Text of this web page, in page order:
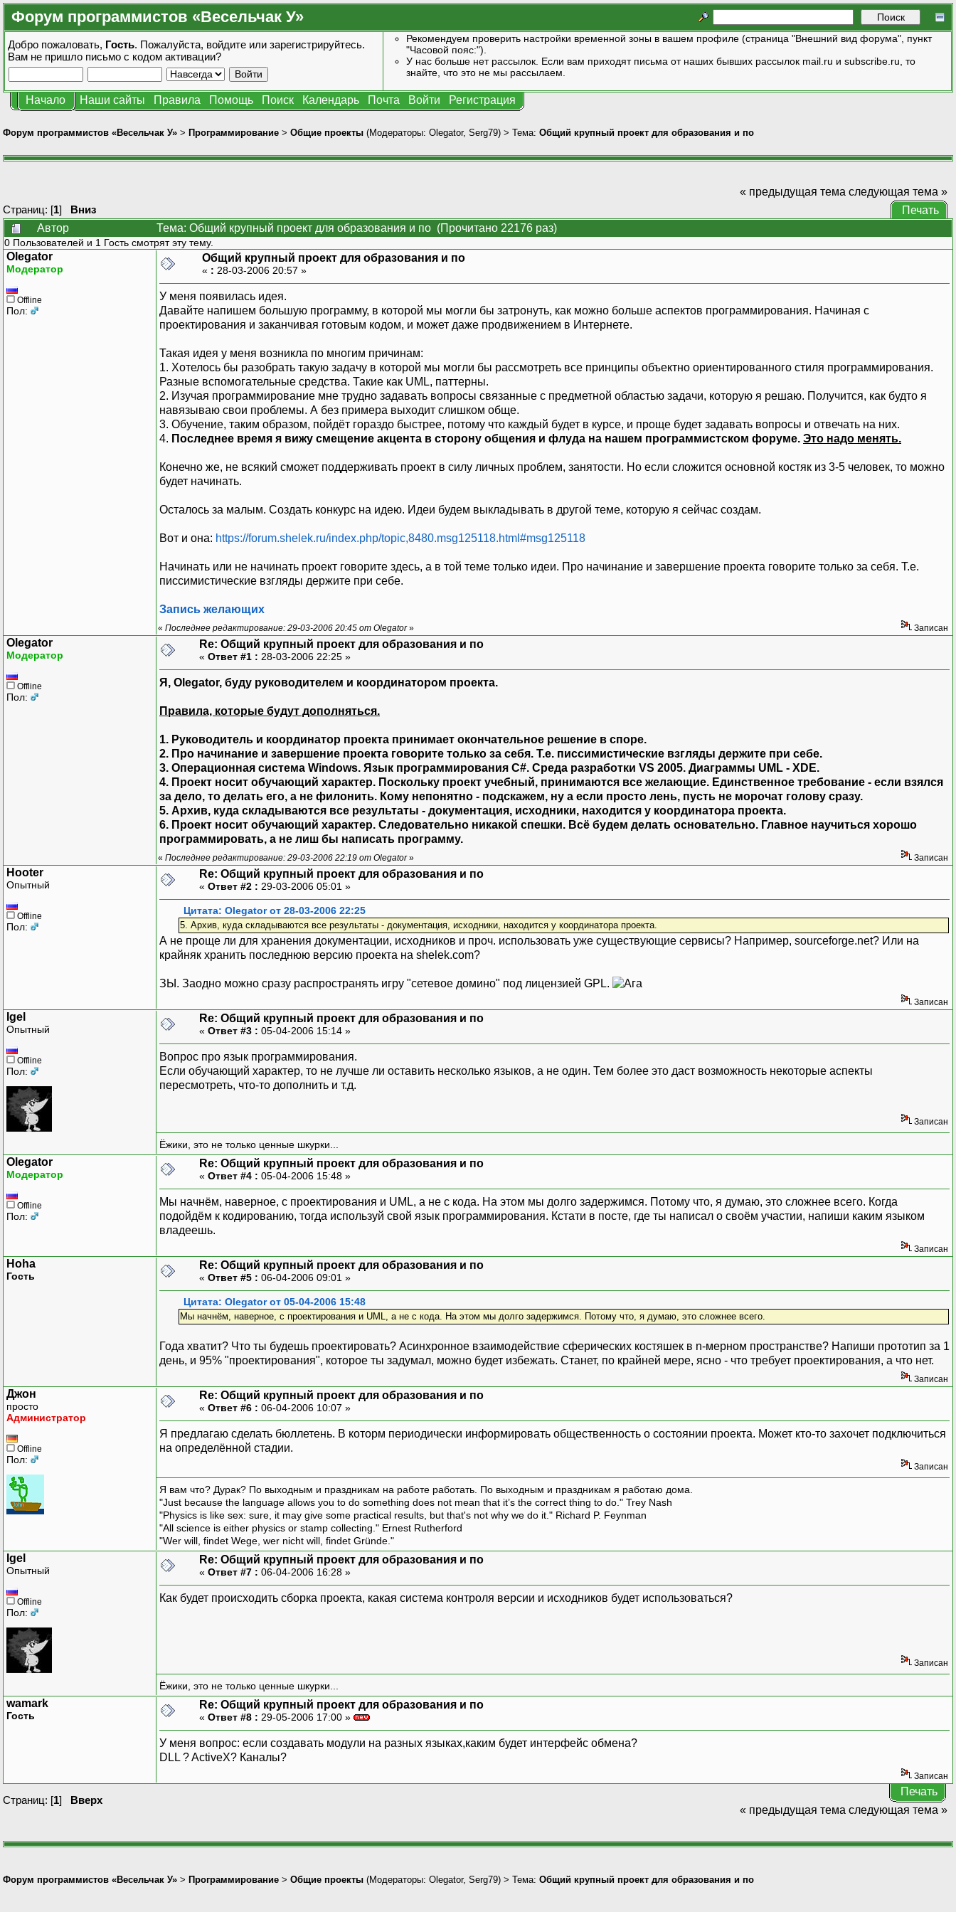
Форум программистов «Весельчак У»
Добро пожаловать, Гость. Пожалуйста, войдите или зарегистрируйтесь.
Вам не пришло письмо с кодом активации?
Рекомендуем проверить настройки временной зоны в вашем профиле (страница "Внешний вид форума", пункт
"Часовой пояс:").
У нас больше нет рассылок. Если вам приходят письма от наших бывших рассылок mail.ru и subscribe.ru, то
знайте, что это не мы рассылаем.
Начало Наши сайты Правила Помощь Поиск Календарь Почта Войти Регистрация
Форум программистов «Весельчак У» > Программирование > Общие проекты (Модераторы: Olegator, Serg79) > Тема: Общий крупный проект для образования и по
Страниц: [1] Вниз
« предыдущая тема следующая тема »
Печать
Автор
Тема: Общий крупный проект для образования и по (Прочитано 22176 раз)
0 Пользователей и 1 Гость смотрят эту тему.
Olegator
Модератор
Offline
Пол:
Общий крупный проект для образования и по
« : 28-03-2006 20:57 »
У меня появилась идея.
Давайте напишем большую программу, в которой мы могли бы затронуть, как можно больше аспектов программирования. Начиная с
проектирования и заканчивая готовым кодом, и может даже продвижением в Интернете.
Такая идея у меня возникла по многим причинам:
1. Хотелось бы разобрать такую задачу в которой мы могли бы рассмотреть все принципы объектно ориентированного стиля программирования.
Разные вспомогательные средства. Такие как UML, паттерны.
2. Изучая программирование мне трудно задавать вопросы связанные с предметной областью задачи, которую я решаю. Получится, как будто я
навязываю свои проблемы. А без примера выходит слишком обще.
3. Обучение, таким образом, пойдёт гораздо быстрее, потому что каждый будет в курсе, и проще будет задавать вопросы и отвечать на них.
4. Последнее время я вижу смещение акцента в сторону общения и флуда на нашем программистском форуме. Это надо менять.
Конечно же, не всякий сможет поддерживать проект в силу личных проблем, занятости. Но если сложится основной костяк из 3-5 человек, то можно
будет начинать.
Осталось за малым. Создать конкурс на идею. Идеи будем выкладывать в другой теме, которую я сейчас создам.
Вот и она: https://forum.shelek.ru/index.php/topic,8480.msg125118.html#msg125118
Начинать или не начинать проект говорите здесь, а в той теме только идеи. Про начинание и завершение проекта говорите только за себя. Т.е.
писсимистические взгляды держите при себе.
Запись желающих
« Последнее редактирование: 29-03-2006 20:45 от Olegator» Записан
Olegator
Модератор
Offline
Пол:
Re: Общий крупный проект для образования и по
« Ответ #1 : 28-03-2006 22:25 »
Я, Olegator, буду руководителем и координатором проекта.
Правила, которые будут дополняться.
1. Руководитель и координатор проекта принимает окончательное решение в споре.
2. Про начинание и завершение проекта говорите только за себя. Т.е. писсимистические взгляды держите при себе.
3. Операционная система Windows. Язык программирования C#. Среда разработки VS 2005. Диаграммы UML - XDE.
4. Проект носит обучающий характер. Поскольку проект учебный, принимаются все желающие. Единственное требование - если взялся
за дело, то делать его, а не филонить. Кому непонятно - подскажем, ну а если просто лень, пусть не морочат голову сразу.
5. Архив, куда складываются все результаты - документация, исходники, находится у координатора проекта.
6. Проект носит обучающий характер. Следовательно никакой спешки. Всё будем делать основательно. Главное научиться хорошо
программировать, а не лиш бы написать программу.
« Последнее редактирование: 29-03-2006 22:19 от Olegator» Записан
Hooter
Опытный
Offline
Пол:
Re: Общий крупный проект для образования и по
« Ответ #2 : 29-03-2006 05:01 »
Цитата: Olegator от 28-03-2006 22:25
5. Архив, куда складываются все результаты - документация, исходники, находится у координатора проекта.
А не проще ли для хранения документации, исходников и проч. использовать уже существующие сервисы? Например, sourceforge.net? Или на
крайняк хранить последнюю версию проекта на shelek.com?
ЗЫ. Заодно можно сразу распространять игру "сетевое домино" под лицензией GPL.
Записан
Igel
Опытный
Offline
Пол:
Re: Общий крупный проект для образования и по
« Ответ #3 : 05-04-2006 15:14 »
Вопрос про язык программирования.
Если обучающий характер, то не лучше ли оставить несколько языков, а не один. Тем более это даст возможность некоторые аспекты
пересмотреть, что-то дополнить и т.д.
Записан
Ёжики, это не только ценные шкурки...
Olegator
Модератор
Offline
Пол:
Re: Общий крупный проект для образования и по
« Ответ #4 : 05-04-2006 15:48 »
Мы начнём, наверное, с проектирования и UML, а не с кода. На этом мы долго задержимся. Потому что, я думаю, это сложнее всего. Когда
подойдём к кодированию, тогда используй свой язык программирования. Кстати в посте, где ты написал о своём участии, напиши каким языком
владеешь.
Записан
Hoha
Гость
Re: Общий крупный проект для образования и по
« Ответ #5 : 06-04-2006 09:01 »
Цитата: Olegator от 05-04-2006 15:48
Мы начнём, наверное, с проектирования и UML, а не с кода. На этом мы долго задержимся. Потому что, я думаю, это сложнее всего.
Года хватит? Что ты будешь проектировать? Асинхронное взаимодействие сферических костяшек в n-мерном пространстве? Напиши прототип за 1
день, и 95% "проектирования", которое ты задумал, можно будет избежать. Станет, по крайней мере, ясно - что требует проектирования, а что нет.
Записан
Джон
просто
Администратор
Offline
Пол:
Re: Общий крупный проект для образования и по
« Ответ #6 : 06-04-2006 10:07 »
Я предлагаю сделать бюллетень. В которм периодически информировать общественность о состоянии проекта. Может кто-то захочет подключиться
на определённой стадии.
Записан
Я вам что? Дурак? По выходным и праздникам на работе работать. По выходным и праздникам я работаю дома.
"Just because the language allows you to do something does not mean that it’s the correct thing to do." Trey Nash
"Physics is like sex: sure, it may give some practical results, but that's not why we do it." Richard P. Feynman
"All science is either physics or stamp collecting." Ernest Rutherford
"Wer will, findet Wege, wer nicht will, findet Gründe."
Igel
Опытный
Offline
Пол:
Re: Общий крупный проект для образования и по
« Ответ #7 : 06-04-2006 16:28 »
Как будет происходить сборка проекта, какая система контроля версии и исходников будет использоваться?
Записан
Ёжики, это не только ценные шкурки...
wamark
Гость
Re: Общий крупный проект для образования и по
« Ответ #8 : 29-05-2006 17:00 »
У меня вопрос: если создавать модули на разных языках,каким будет интерфейс обмена?
DLL ? ActiveX? Каналы?
Записан
Страниц: [1] Вверх
Печать
« предыдущая тема следующая тема »
Форум программистов «Весельчак У» > Программирование > Общие проекты (Модераторы: Olegator, Serg79) > Тема: Общий крупный проект для образования и по